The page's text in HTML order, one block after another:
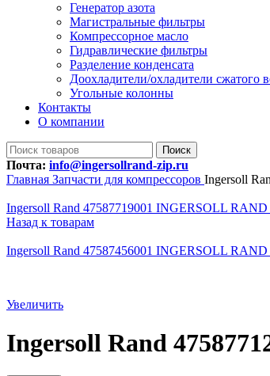
Генератор азота
Магистральные фильтры
Компрессорное масло
Гидравлические фильтры
Разделение конденсата
Доохладители/охладители сжатого
Угольные колонны
Контакты
О компании
Поиск
Почта: info@ingersollrand-zip.ru
Главная Запчасти для компрессоров Ingersoll
Ingersoll Rand 47587719001 INGERSOLL RAND
Назад к товарам
Ingersoll Rand 47587456001 INGERSOLL RAND
Увеличить
Ingersoll Rand